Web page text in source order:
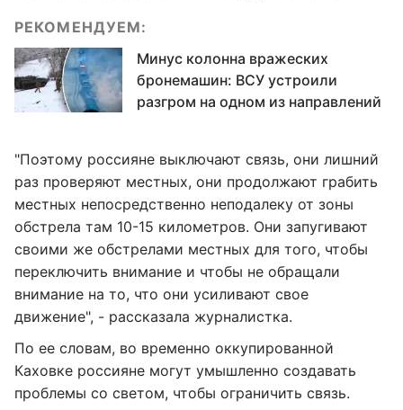
РЕКОМЕНДУЕМ:
Минус колонна вражеских
бронемашин: ВСУ устроили
разгром на одном из направлений
"Поэтому россияне выключают связь, они лишний
раз проверяют местных, они продолжают грабить
местных непосредственно неподалеку от зоны
обстрела там 10-15 километров. Они запугивают
своими же обстрелами местных для того, чтобы
переключить внимание и чтобы не обращали
внимание на то, что они усиливают свое
движение", - рассказала журналистка.
По ее словам, во временно оккупированной
Каховке россияне могут умышленно создавать
проблемы со светом, чтобы ограничить связь.